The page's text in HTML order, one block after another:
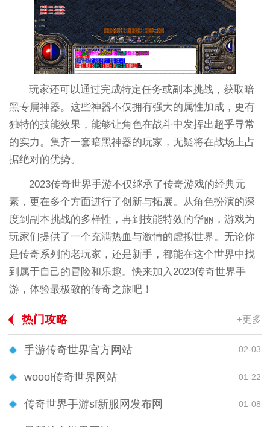
玩家还可以通过完成特定任务或副本挑战，获取暗
黑专属神器。这些神器不仅拥有强大的属性加成，更有
独特的技能效果，能够让角色在战斗中发挥出超乎寻常
的实力。集齐一套暗黑神器的玩家，无疑将在战场上占
据绝对的优势。
2023传奇世界手游不仅继承了传奇游戏的经典元
素，更在多个方面进行了创新与拓展。从角色扮演的深
度到副本挑战的多样性，再到技能特效的华丽，游戏为
玩家们提供了一个充满热血与激情的虚拟世界。无论你
是传奇系列的老玩家，还是新手，都能在这个世界中找
到属于自己的冒险和乐趣。快来加入2023传奇世界手
游，体验最极致的传奇之旅吧！
热门攻略 +更多
手游传奇世界官方网站 02-03
woool传奇世界网站 01-22
传奇世界手游sf新服网发布网 01-08